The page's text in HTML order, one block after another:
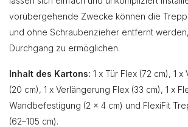
vorübergehende Zwecke können die
und ohne Schraubenzieher entfernt
Durchgang zu ermöglichen.
Inhalt des Kartons: 1 x Tür Flex (72 cm), 1
(20 cm), 1 x Verlängerung Flex (33 cm), 1 x
Wandbefestigung (2 x 4 cm) und FlexiFit
(62–105 cm).